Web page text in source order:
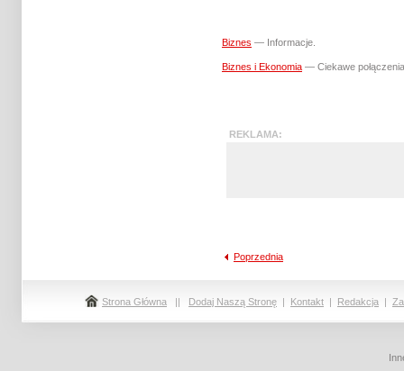
Biznes — Informacje.
Biznes i Ekonomia — Ciekawe
Poprzednia
Strona Główna || Dodaj Naszą Stronę | Kontakt | Redakcja |